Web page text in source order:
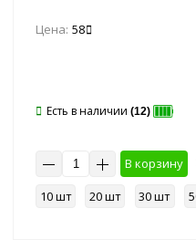
Цена: 58
Есть в наличии (12)
В корзину
10 шт
20 шт 30 шт